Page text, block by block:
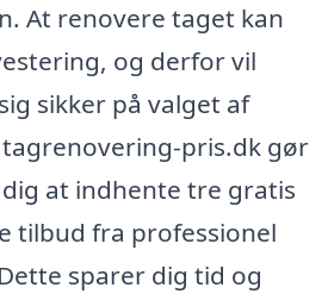
At renovere taget kan
og derfor vil
sikker på valget af
pris.dk gør
at indhente tre gratis
tilbud fra professionel
sparer dig tid og